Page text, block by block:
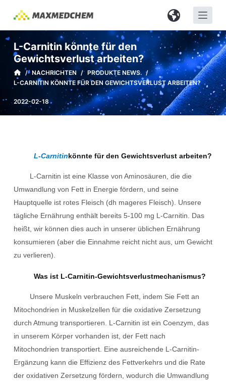
a
l
t
L-Carnitin könnte für den
Gewichtsverlust arbeiten?
/ NACHRICHTEN / PRODUKTE NEWS. /
L-CARNITIN KÖNNTE FÜR DEN GEWICHTSVERLUST ARBEITEN?
2022-02-18
L-Carnitinkönnte für den Gewichtsverlust arbeiten?
L-Carnitin ist eine Klasse von Aminosäuren, die die
Umwandlung von Fett in Energie fördern, und seine
Hauptquelle ist rotes Fleisch (dh mageres Fleisch). Unsere
tägliche Ernährung enthält bereits 5-100 mg L-Carnitin. Das
heißt, wir können dies auch in unserer üblichen Ernährung
konsumieren (aber die Einnahme reicht nicht aus, um Gewicht
zu verlieren).
Was ist L-Carnitin-Gewichtsverlustmechanismus?
Unsere Muskeln verbrauchen Fett, indem Sie Fett an
Mitochondrien in Muskelzellen für die oxidative Zersetzung
durch Atmung transportieren. L-Carnitin ist ein Coenzym, das
in unserem Körper vorhanden ist, der Fett nach
Mitochondrien transportiert. Eine ausreichende L-Carnitin-
Ergänzung kann die Effizienz des Fettverkehrs und die Rate
der oxidativen Zersetzung fördern, wodurch die Umwandlung